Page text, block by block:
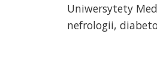
Uniwersytety
nefrologii,